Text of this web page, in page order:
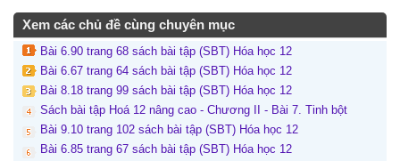
Xem các chủ đề cùng chuyên mục
Bài 6.90 trang 68 sách bài tập (SBT) Hóa học 12
Bài 6.67 trang 64 sách bài tập (SBT) Hóa học 12
Bài 8.18 trang 99 sách bài tập (SBT) Hóa học 12
Sách bài tập Hoá 12 nâng cao - Chương II - Bài 7. Tinh bột
Bài 9.10 trang 102 sách bài tập (SBT) Hóa học 12
Bài 6.85 trang 67 sách bài tập (SBT) Hóa học 12